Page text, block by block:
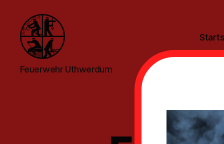
Feuerwehr
Uthwerdum
Feuerwehr Uthwerdum